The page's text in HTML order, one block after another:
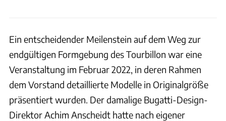
Ein entscheidender Meilenstein auf dem Weg zur
endgültigen Formgebung des Tourbillon war eine
Veranstaltung im Februar 2022, in deren Rahmen
dem Vorstand detaillierte Modelle in Originalgröße
präsentiert wurden. Der damalige Bugatti-Design-
Direktor Achim Anscheidt hatte nach eigener